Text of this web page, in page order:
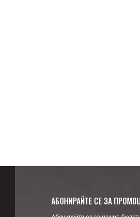
АБОНИРАЙТЕ СЕ ЗА